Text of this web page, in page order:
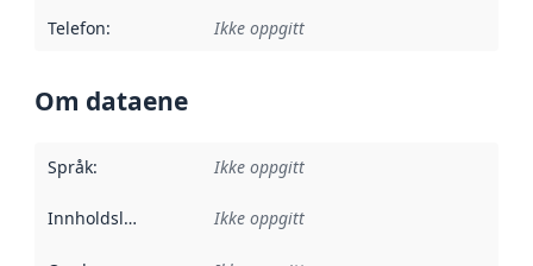
Telefon: Ikke oppgitt
Om dataene
Språk: Ikke oppgitt
Innholdsleverandører :
Ikke oppgitt